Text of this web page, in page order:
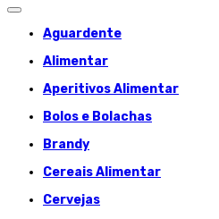
Aguardente
Alimentar
Aperitivos Alimentar
Bolos e Bolachas
Brandy
Cereais Alimentar
Cervejas